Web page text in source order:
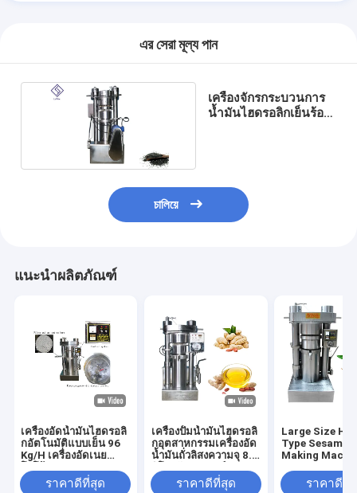
এর সেরা মূল্য পান
เครื่องจักรกระบวนการ
น้ำมันไฮดรอลิกเย็นร้อน
চালিয়ে
แนะนำผลิตภัณฑ์
เครื่องอัดน้ำมันไฮดรอลิ
กอัตโนมัติแบบเย็น 96
Kg/H เครื่องอัดเนย
ราคาดีที่สุด
เครื่องปั้มน้ำมันไฮดรอลิ
กอุตสาหกรรมเครื่องอัด
น้ำมันถั่วลิสงความจุ 8.5
ราคาดีที่สุด
Large Size
Type Sesame
Making
Avocadoราคาดีที่